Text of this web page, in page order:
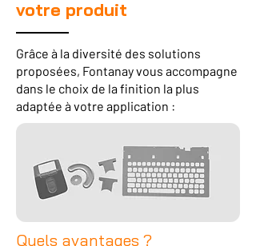
votre produit
Grâce à la diversité des solutions
proposées, Fontanay vous accompagne
dans le choix de la finition la plus
adaptée à votre application :
Quels avantages ?